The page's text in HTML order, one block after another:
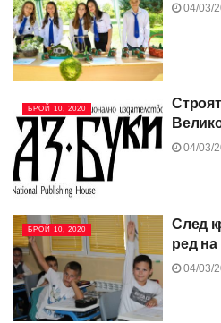
04/03/
БРОЙ 10, 2020
04/03/
БРОЙ 10, 2020
След
ред на
04/03/